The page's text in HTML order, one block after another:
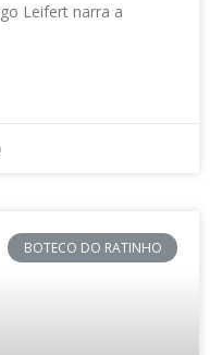
Leifert narra a
BOTECO DO RATINHO